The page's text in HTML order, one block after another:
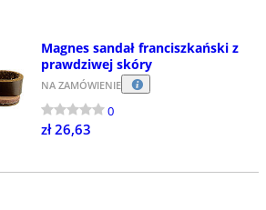
Magnes sandał franciszkański z
prawdziwej skóry
NA ZAMÓWIENIE
0
zł 26,63